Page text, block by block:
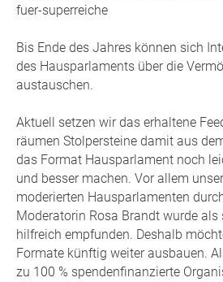
fuer-superreiche
Bis Ende des Jahres können sich
des Hausparlaments über die
austauschen.
Aktuell setzen wir das erhaltene
räumen Stolpersteine damit aus
das Format Hausparlament noch
und besser machen. Vor allem
moderierten Hausparlamenten
Moderatorin Rosa Brandt wurde als
hilfreich empfunden. Deshalb
Formate künftig weiter ausbauen.
zu 100 % spendenfinanzierte